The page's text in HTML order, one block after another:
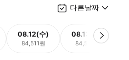
다른날짜
08.12(수)
84,511원
08.13(목)
84,511원